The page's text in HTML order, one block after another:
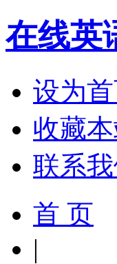
在线英
设为
收藏
联系
首 页
|